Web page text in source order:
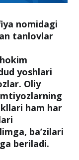
nomidagi
tanlovlar
yoshlari
Oliy
ham har
ba’zilari
beriladi.